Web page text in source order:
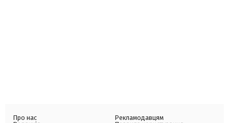
Про нас
Рекламодавцям